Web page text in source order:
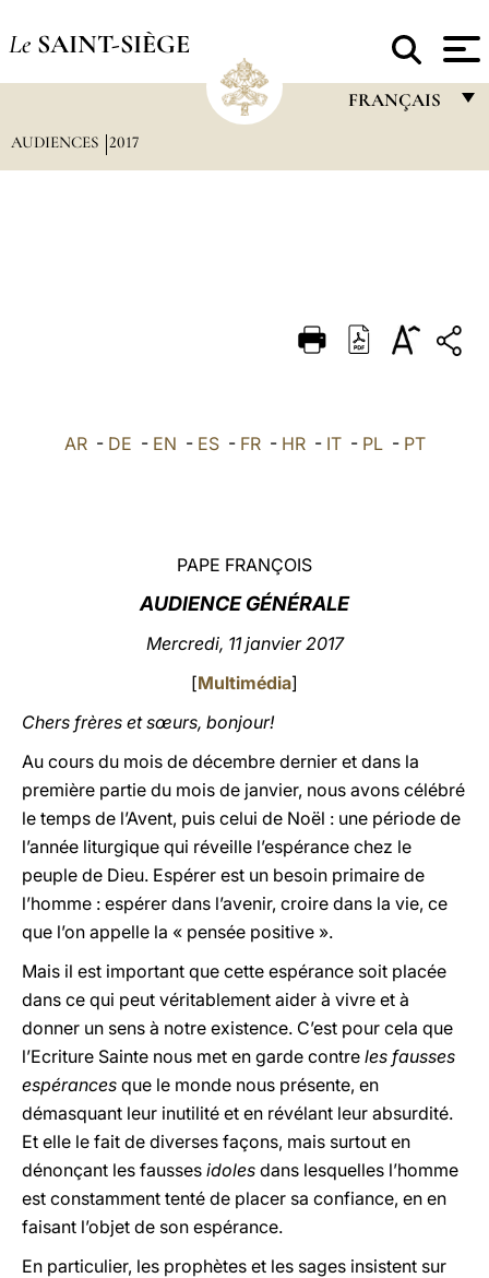
Le SAINT-SIÈGE
FRANÇAIS
DEUTSCH
العربيّة
AUDIENCES 2017
AR- DE - EN - ES- FR- HR- IT- PL- PT
PAPE FRANÇOIS
AUDIENCE GÉNÉRALE
Mercredi, 11 janvier 2017
[Multimédia]
Chers frères et sœurs, bonjour!
Au cours du mois de décembre dernier et dans la
première partie du mois de janvier, nous avons célébré
le temps de l’Avent, puis celui de Noël : une période de
l’année liturgique qui réveille l’espérance chez le
peuple de Dieu. Espérer est un besoin primaire de
l’homme : espérer dans l’avenir, croire dans la vie, ce
que l’on appelle la « pensée positive ».
Mais il est important que cette espérance soit placée
dans ce qui peut véritablement aider à vivre et à
donner un sens à notre existence. C’est pour cela que
l’Ecriture Sainte nous met en garde contre les fausses
espérances que le monde nous présente, en
démasquant leur inutilité et en révélant leur absurdité.
Et elle le fait de diverses façons, mais surtout en
dénonçant les fausses idoles dans lesquelles l’homme
est constamment tenté de placer sa confiance, en en
faisant l’objet de son espérance.
En particulier, les prophètes et les sages insistent sur